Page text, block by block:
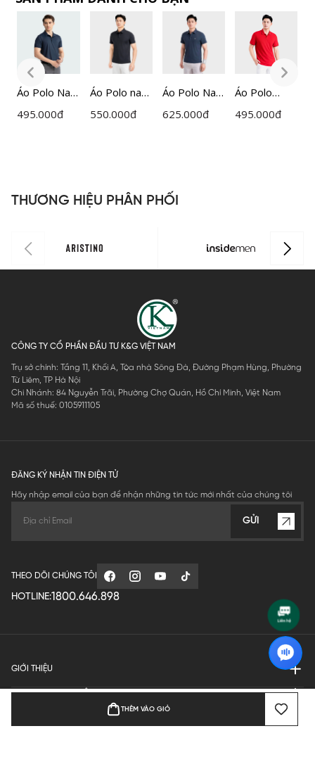
THÊM VÀO GIỎ
Áo Polo Nam
Insidemen
495.000đ
Áo Polo nam
Insidemen
550.000đ
Áo Polo Nam
Xanh Tím
625.000đ
Áo Polo
Ngắn Tay
495.000đ
THƯƠNG HIỆU PHÂN PHỐI
CÔNG TY CỔ PHẦN ĐẦU TƯ K&G VIỆT NAM
Trụ sở chính: Tầng 11, Khối A, Tòa nhà Sông Đà, Đường Phạm Hùng, Phường
Từ Liêm, TP Hà Nội
Chi Nhánh: 84 Nguyễn Trãi, Phường Chợ Quán, Hồ Chí Minh, Việt Nam
Mã số thuế: 0105911105
ĐĂNG KÝ NHẬN TIN ĐIỆN TỬ
Hãy nhập email của bạn để nhận những tin tức mới nhất của chúng tôi
GỬI
THEO DÕI CHÚNG TÔI
HOTLINE:1800.646.898
GIỚI THIỆU
QUY ĐỊNH HOẠT ĐỘNG